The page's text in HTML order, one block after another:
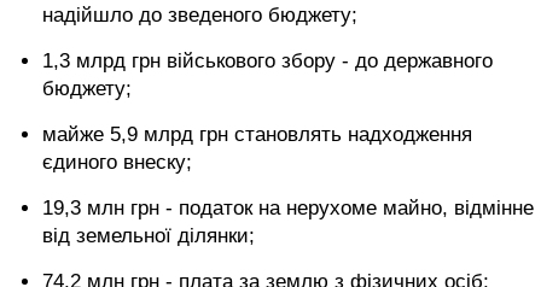
надійшло до зведеного бюджету;
1,3 млрд грн військового збору - до державного
бюджету;
майже 5,9 млрд грн становлять надходження
єдиного внеску;
19,3 млн грн - податок на нерухоме майно, відмінне
від земельної ділянки;
74,2 млн грн - плата за землю з фізичних осіб;